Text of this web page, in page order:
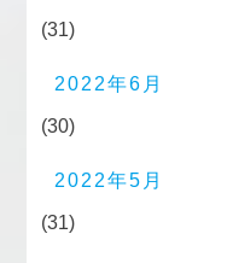
(31)
2022年6月
(30)
2022年5月
(31)